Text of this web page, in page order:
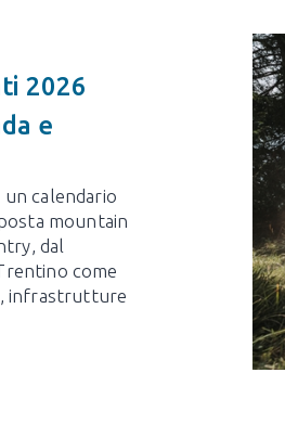
2026
e
calendario
mountain
dal
come
infrastrutture